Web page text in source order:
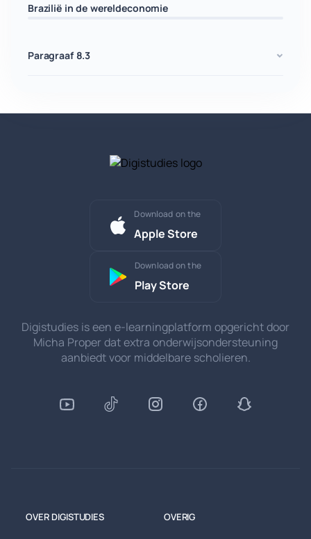
Brazilië in de wereldeconomie
Paragraaf 8.3
Download on the
Apple Store
Download on the
Play Store
Digistudies is een e-learningplatform opgericht door
Micha Proper dat extra onderwijsondersteuning
aanbiedt voor middelbare scholieren.
OVER DIGISTUDIES OVERIG